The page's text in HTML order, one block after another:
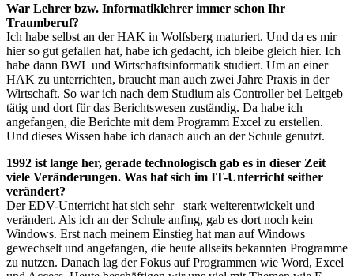
War Lehrer bzw. Informatiklehrer immer schon Ihr
Traumberuf?
Ich habe selbst an der HAK in Wolfsberg maturiert. Und da es mir
hier so gut gefallen hat, habe ich gedacht, ich bleibe gleich hier. Ich
habe dann BWL und Wirtschaftsinformatik studiert. Um an einer
HAK zu unterrichten, braucht man auch zwei Jahre Praxis in der
Wirtschaft. So war ich nach dem Studium als Controller bei Leitgeb
tätig und dort für das Berichtswesen zuständig. Da habe ich
angefangen, die Berichte mit dem Programm Excel zu erstellen.
Und dieses Wissen habe ich danach auch an der Schule genutzt.
1992 ist lange her, gerade technologisch gab es in dieser Zeit
viele Veränderungen. Was hat sich im IT-Unterricht seither
verändert?
Der EDV-Unterricht hat sich sehr stark weiterentwickelt und
verändert. Als ich an der Schule anfing, gab es dort noch kein
Windows. Erst nach meinem Einstieg hat man auf Windows
gewechselt und angefangen, die heute allseits bekannten Programme
zu nutzen. Danach lag der Fokus auf Programmen wie Word, Excel